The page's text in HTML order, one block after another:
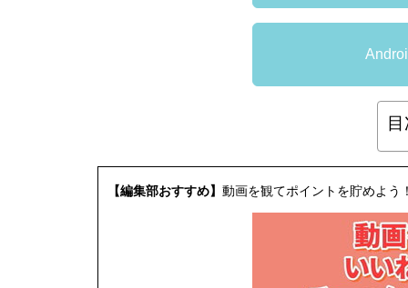
【編集部おすすめ】 動画を観てポイントを貯めよう